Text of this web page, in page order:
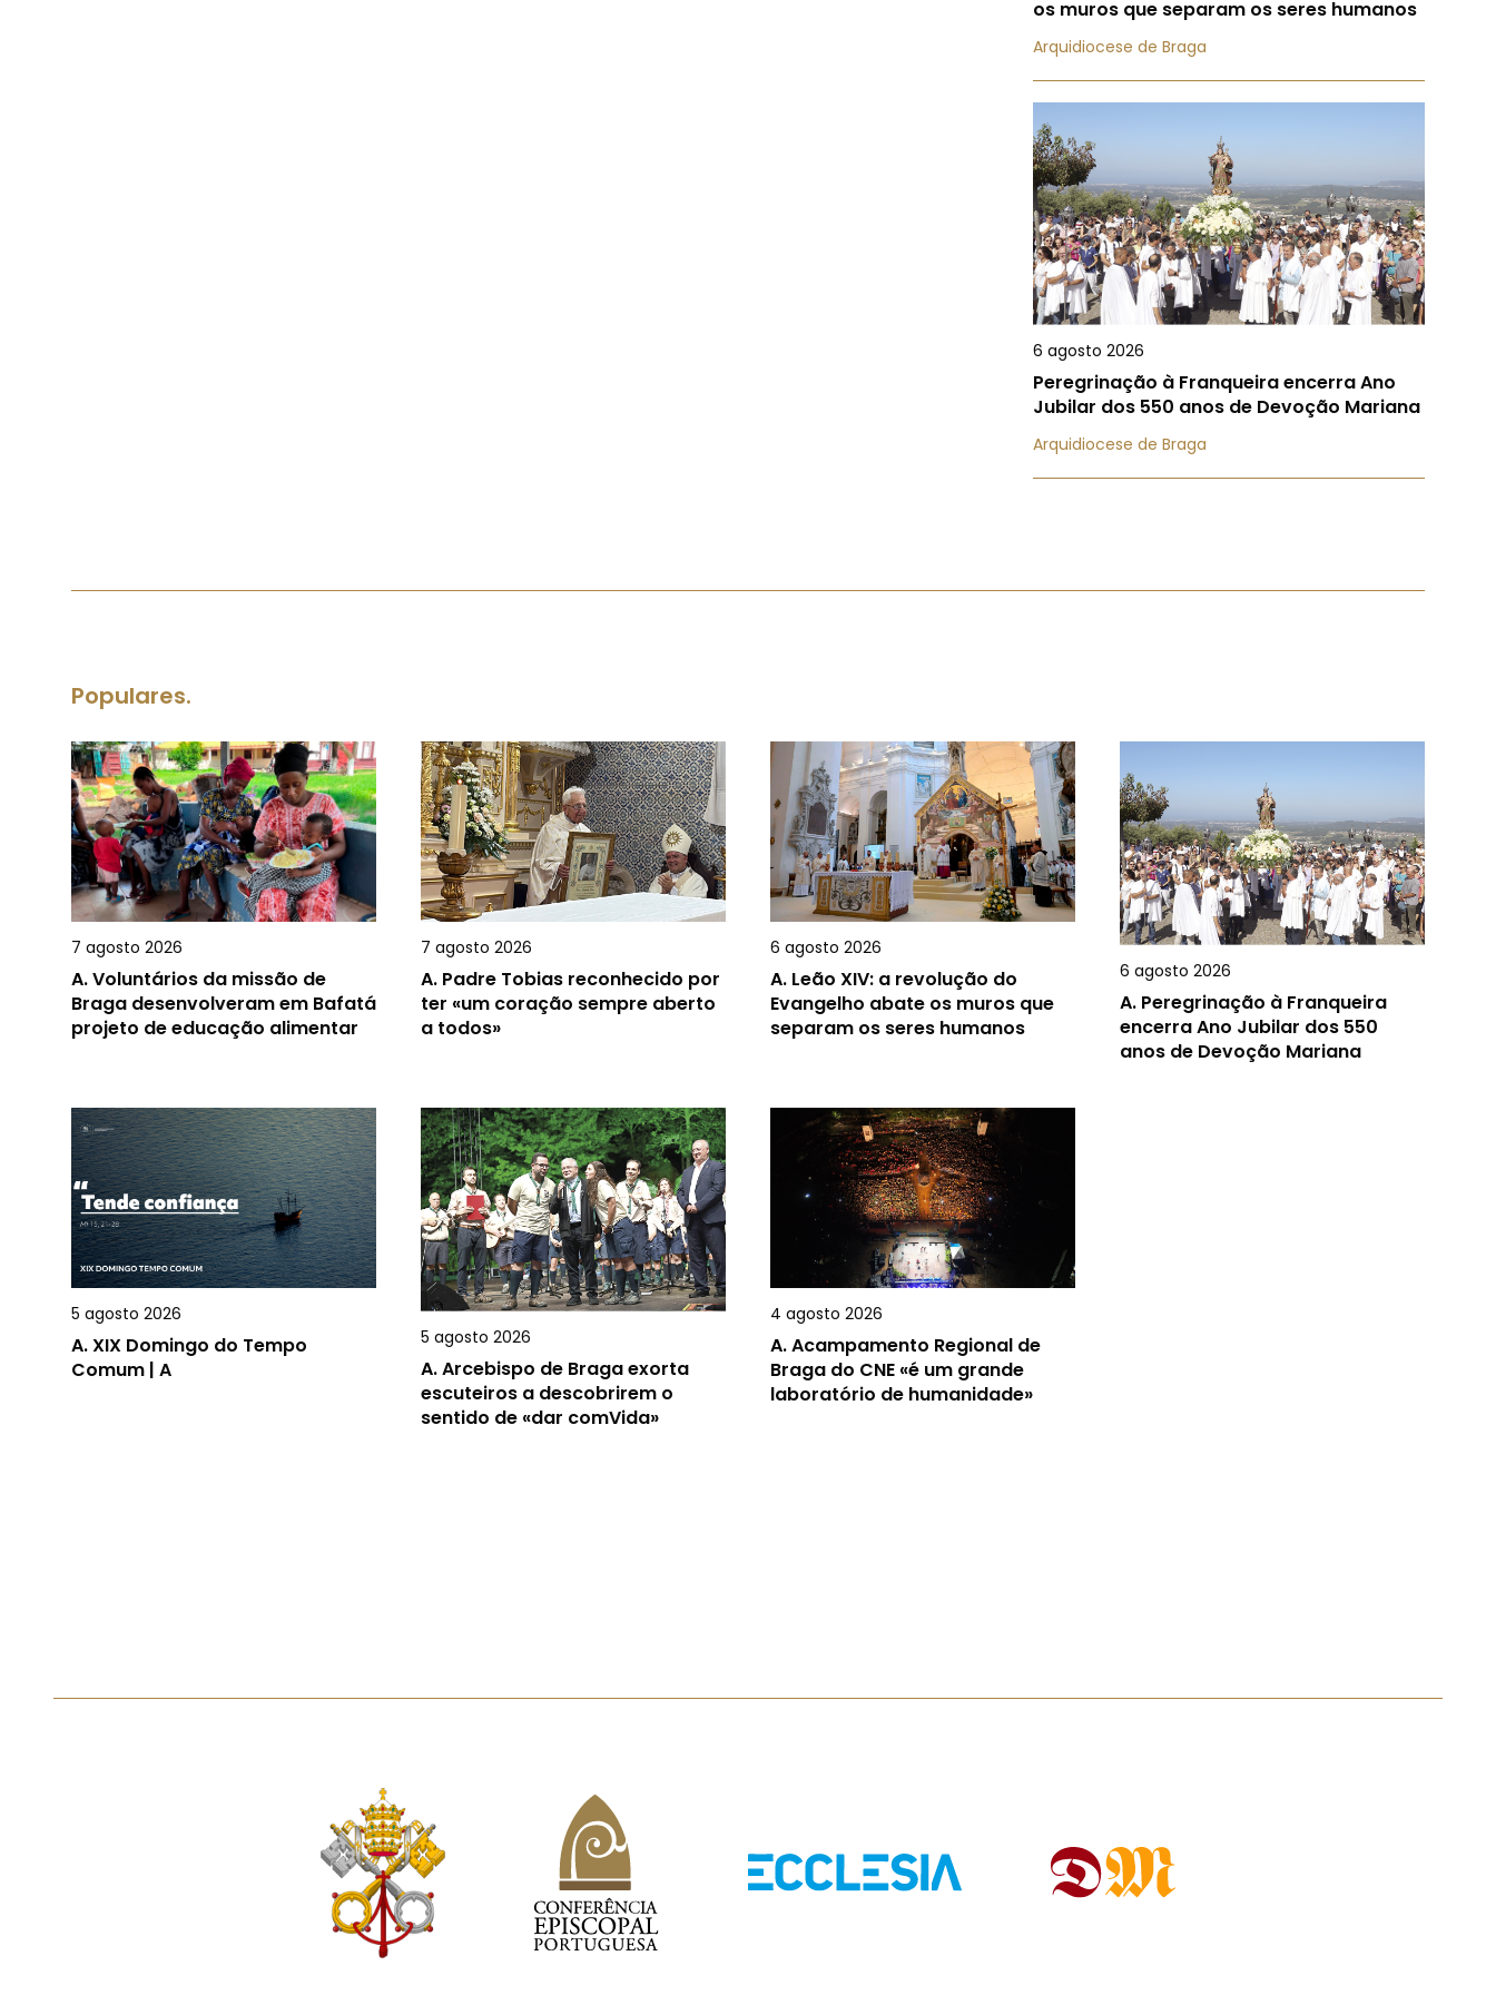
os muros que separam os seres humanos
Arquidiocese de Braga
6 agosto 2026
Peregrinação à Franqueira encerra Ano
Jubilar dos 550 anos de Devoção Mariana
Arquidiocese de Braga
Populares.
7 agosto 2026
A.Voluntários da missão de
Braga desenvolveram em Bafatá
projeto de educação alimentar
7 agosto 2026
A. Padre Tobias reconhecido por
ter «um coração sempre aberto
a todos»
6 agosto 2026
A. Leão XIV: a revolução do
Evangelho abate os muros que
separam os seres humanos
6 agosto 2026
A. Peregrinação à Franqueira
encerra Ano Jubilar dos 550
anos de Devoção Mariana
5 agosto 2026
A.XIX Domingo do Tempo
Comum | A
5 agosto 2026
A.Arcebispo de Braga exorta
escuteiros a descobrirem o
sentido de «dar comVida»
4 agosto 2026
A.Acampamento Regional de
Braga do CNE «é um grande
laboratório de humanidade»